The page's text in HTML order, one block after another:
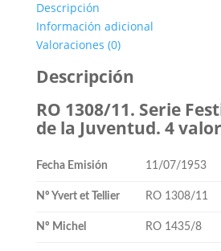
la
Juventud.
4
valores
cantidad
Descripción
Información adicional
Valoraciones (0)
Descripción
RO 1308/11. Serie
de la Juventud. 4
Fecha Emisión 11/07/1953
Nº Yvert et Tellier RO 1308/11
Nº Michel RO 1435/8